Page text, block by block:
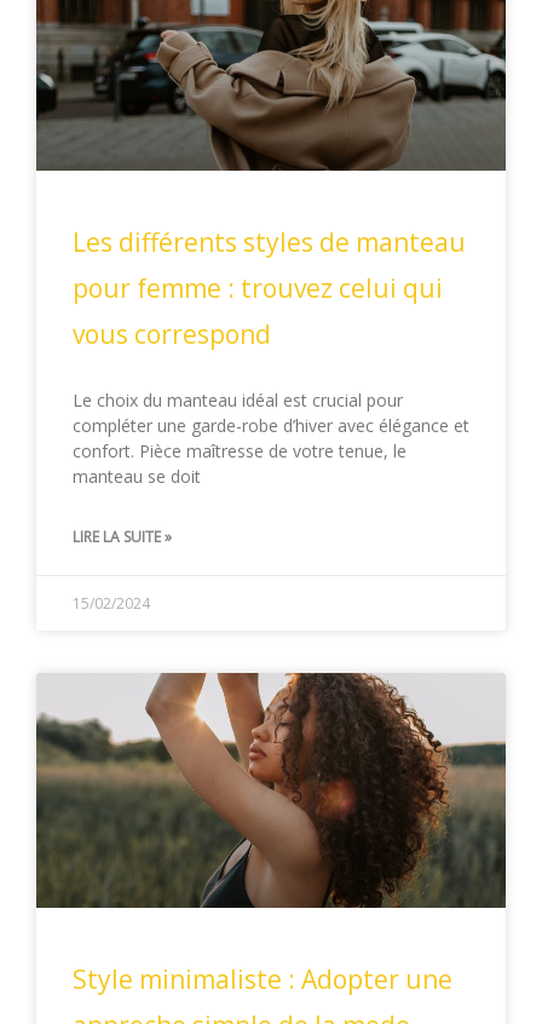
Les différents styles de manteau
pour femme : trouvez celui qui
vous correspond
Le choix du manteau idéal est crucial pour
compléter une garde-robe d’hiver avec élégance et
confort. Pièce maîtresse de votre tenue, le
manteau se doit
LIRE LA SUITE »
15/02/2024
Style minimaliste : Adopter une